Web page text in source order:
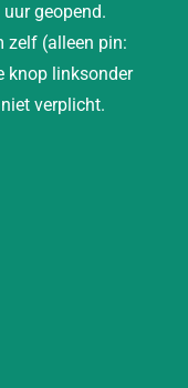
geopend.
zelf (alleen pin:
knop linksonder
verplicht.